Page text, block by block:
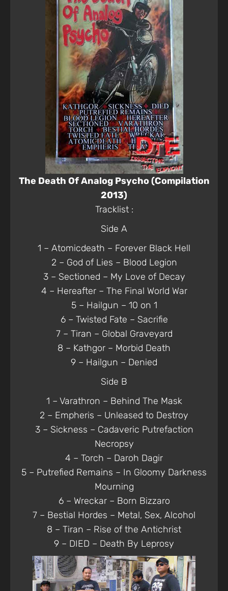
The Death Of Analog Psycho (Compilation
2013)
Tracklist :
Side A
1 – Atomicdeath – Forever Black Hell
2 – God of Lies – Blood Legion
3 – Sectioned – My Love of Decay
4 – Hereafter – The Final World War
5 – Hailgun – 10 on 1
6 – Twisted Fate – Sacrifie
7 – Tiran – Global Graveyard
8 – Kathgor – Morbid Death
9 – Hailgun – Denied
Side B
1 – Varathron – Behind The Mask
2 – Empheris – Unleased to Destroy
3 – Sickness – Cadaveric Putrefaction
Necropsy
4 – Torch – Daroh Dagir
5 – Putrefied Remains – In Gloomy Darkness
Mourning
6 – Wreckar – Born Bizzaro
7 – Bestial Hordes – Metal, Sex, Alcohol
8 – Tiran – Rise of the Antichrist
9 – DIED – Death By Leprosy